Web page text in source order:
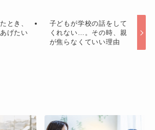
とき、
げたい
子どもが学校の話をして
くれない…。その時、親
が焦らなくていい理由